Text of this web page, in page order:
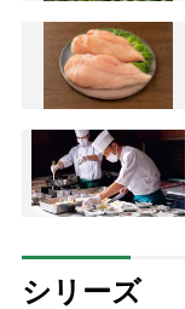
シリーズ